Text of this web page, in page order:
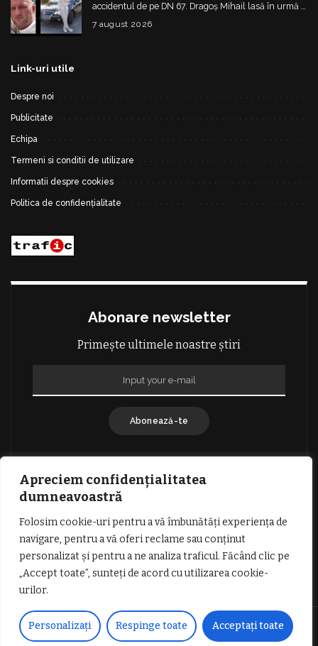
Apreciem confidențialitatea
dumneavoastră
Folosim cookie-uri pentru a vă îmbunătăți experiența de
navigare, pentru a vă oferi reclame sau conținut
personalizat și pentru a ne analiza traficul. Făcând clic pe
„Accept toate”, sunteți de acord cu utilizarea cookie-
urilor.
Personalizați Respinge toate Acceptați toate
accidentul de pe DN 67. Dragoș Mihail lasă în urmă o
7 august 2026
Link-uri utile
Despre noi
Publicitate
Echipa
Termeni si conditii de utilizare
Informatii despre cookies
Politica de confidențialitate
Abonare newsletter
Primește ultimele noastre știri
Abonează-te
TERMENI SI CONDITII DE UTILIZARE
INFORMATII DESPRE COOKIES
DESPRE NOI
PUBLICITATE
© Copyright Vocea Vâlcii | Toate drepturile rezervate | Site creat cu
dragoste de1SEO.ro